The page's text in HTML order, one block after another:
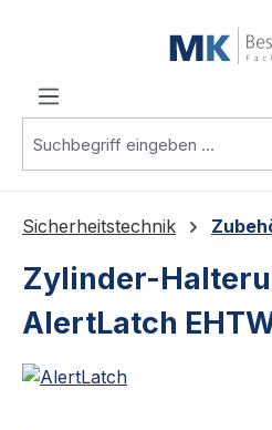
Sicherheitstechnik
Zylinder-
AlertLatch